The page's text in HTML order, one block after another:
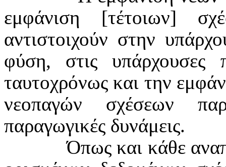
εμφάνιση [τέτοιων]
αντιστοιχούν στην
φύση, στις υπάρχουσες
ταυτοχρόνως και την
νεοπαγών σχέσεων
παραγωγικές δυνάμεις.
Όπως και κάθε